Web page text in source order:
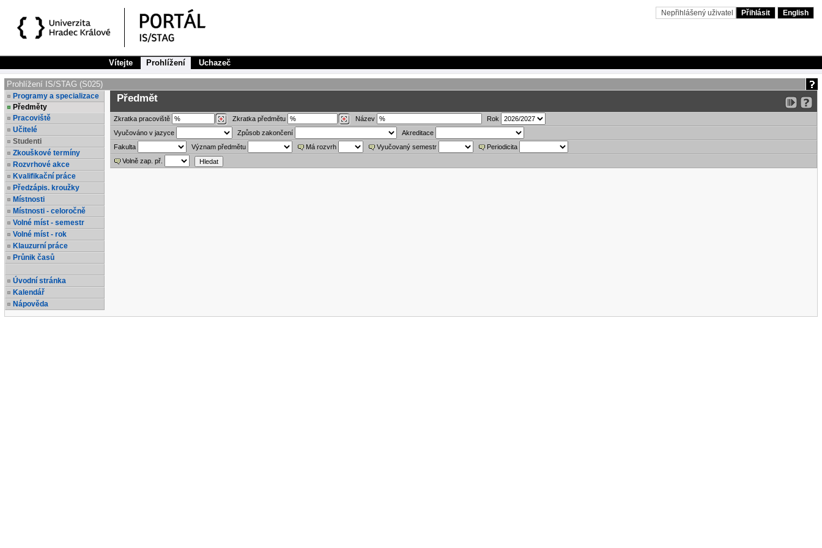
Nepřihlášený uživatel Přihlásit English
Vítejte Prohlížení Uchazeč
Prohlížení IS/STAG (S025)
Programy a specializace
Předměty
Pracoviště
Učitelé
Studenti
Zkouškové termíny
Rozvrhové akce
Kvalifikační práce
Předzápis. kroužky
Místnosti
Místnosti - celoročně
Volné míst - semestr
Volné míst - rok
Klauzurní práce
Průnik časů
Úvodní stránka
Kalendář
Nápověda
Předmět
Zkratka pracoviště Zkratka předmětu Název
Rok
Vyučováno v jazyce
Způsob zakončení
Akreditace
Fakulta
Význam předmětu Má rozvrh Vyučovaný semestr
Periodicita
Volně zap. př.